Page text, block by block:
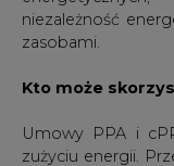
niezależność
zasobami.
Kto może
Umowy PPA i
zużyciu energii.